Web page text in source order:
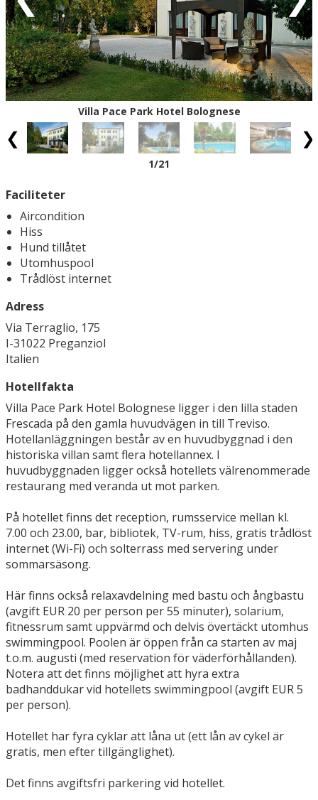
Villa Pace Park Hotel Bolognese
1/21
Faciliteter
Aircondition
Hiss
Hund tillåtet
Utomhuspool
Trådlöst internet
Adress
Via Terraglio, 175
I-31022 Preganziol
Italien
Hotellfakta
Villa Pace Park Hotel Bolognese ligger i den lilla staden
Frescada på den gamla huvudvägen in till Treviso.
Hotellanläggningen består av en huvudbyggnad i den
historiska villan samt flera hotellannex. I
huvudbyggnaden ligger också hotellets välrenommerade
restaurang med veranda ut mot parken.
På hotellet finns det reception, rumsservice mellan kl.
7.00 och 23.00, bar, bibliotek, TV-rum, hiss, gratis trådlöst
internet (Wi-Fi) och solterrass med servering under
sommarsäsong.
Här finns också relaxavdelning med bastu och ångbastu
(avgift EUR 20 per person per 55 minuter), solarium,
fitnessrum samt uppvärmd och delvis övertäckt utomhus
swimmingpool. Poolen är öppen från ca starten av maj
t.o.m. augusti (med reservation för väderförhållanden).
Notera att det finns möjlighet att hyra extra
badhanddukar vid hotellets swimmingpool (avgift EUR 5
per person).
Hotellet har fyra cyklar att låna ut (ett lån av cykel är
gratis, men efter tillgänglighet).
Det finns avgiftsfri parkering vid hotellet.